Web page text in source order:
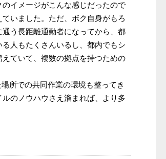
イメージがこんな感じだったので
いました。ただ、ボク自身がもろ
う長距離通勤者になってから、都
人もたくさんいるし、都内でもシ
ていて、複数の拠点を持つための
所での共同作業の環境も整ってき
のノウハウさえ溜まれば、より多